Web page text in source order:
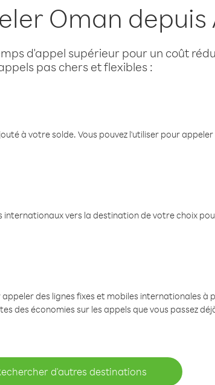
Oman
d'appel supérieur pour un coût
pas chers et flexibles :
à votre solde. Vous pouvez l'utiliser pour
vers la destination de votre choix
des lignes fixes et mobiles internationales à
des économies sur les appels que vous passez
d'autres destinations